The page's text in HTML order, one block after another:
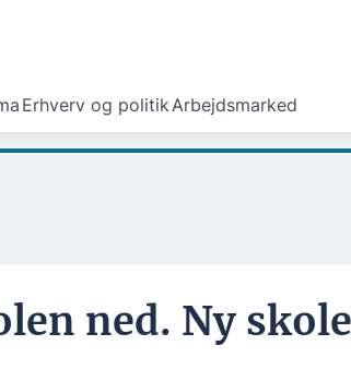
Erhverv og politikArbejdsmarked
ned. Ny